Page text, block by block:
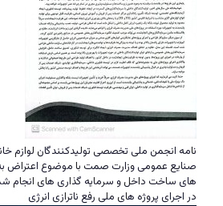
نامه انجمن ملی تخصصی تولیدکنندگان لوازم
صنایع عمومی وزارت صمت با موضوع اعتراض
های ساخت داخل و سرمایه گذاری های
در اجرای پروژه های ملی رفع ناترازی انرژی